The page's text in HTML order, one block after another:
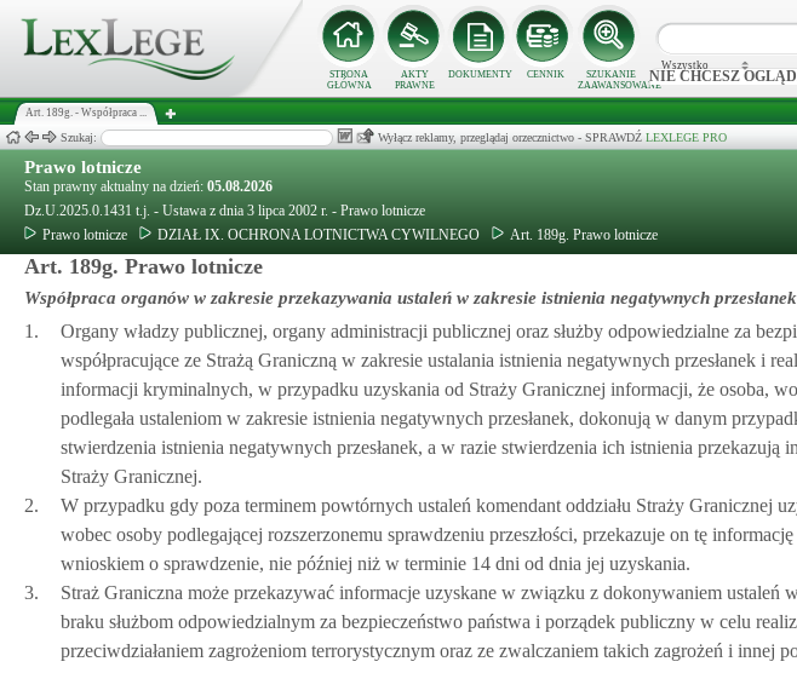
STRONA
GŁÓWNA
AKTY
PRAWNE
DOKUMENTY CENNIK
SZUKANIE
ZAAWANSOWANE
Wszystko
NIE CHCESZ
Art. 189g. - Współpraca ...
Szukaj: Wyłącz reklamy, przeglądaj orzecznictwo - SPRAWDŹ LEXLEGE PRO
Prawo lotnicze
Stan prawny aktualny na dzień: 05.08.2026
Dz.U.2025.0.1431 t.j. - Ustawa z dnia 3 lipca 2002 r. - Prawo lotnicze
Prawo lotnicze
DZIAŁ IX. OCHRONA LOTNICTWA CYWILNEGO Art. 189g. Prawo lotnicze
Art. 189g. Prawo lotnicze
Współpraca organów w zakresie przekazywania ustaleń w zakresie istnienia negatywnych
1.
Organy władzy publicznej, organy administracji publicznej oraz służby odpowiedzialne za
współpracujące ze Strażą Graniczną w zakresie ustalania istnienia negatywnych przesłanek i
informacji kryminalnych, w przypadku uzyskania od Straży Granicznej informacji, że osoba,
podlegała ustaleniom w zakresie istnienia negatywnych przesłanek, dokonują w danym
stwierdzenia istnienia negatywnych przesłanek, a w razie stwierdzenia ich istnienia przekazują
Straży Granicznej.
2.
W przypadku gdy poza terminem powtórnych ustaleń komendant oddziału Straży Granicznej
wobec osoby podlegającej rozszerzonemu sprawdzeniu przeszłości, przekazuje on tę
wnioskiem o sprawdzenie, nie później niż w terminie 14 dni od dnia jej uzyskania.
3.
Straż Graniczna może przekazywać informacje uzyskane w związku z dokonywaniem ustaleń
braku służbom odpowiedzialnym za bezpieczeństwo państwa i porządek publiczny w celu
przeciwdziałaniem zagrożeniom terrorystycznym oraz ze zwalczaniem takich zagrożeń i innej